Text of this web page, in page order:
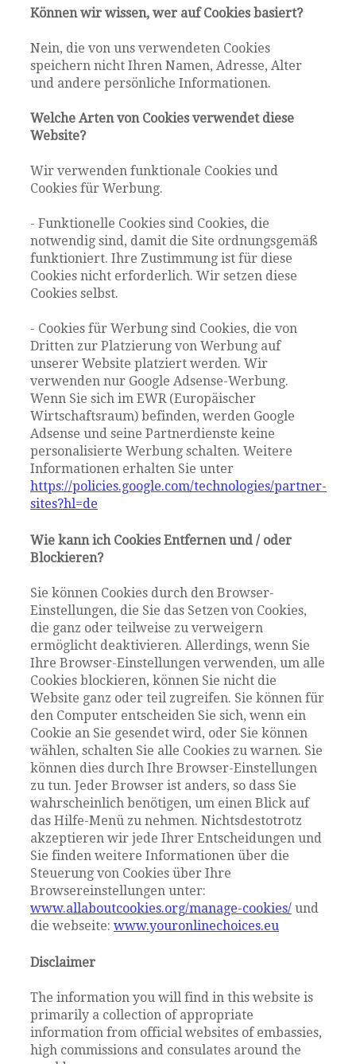
Können wir wissen, wer auf Cookies basiert?
Nein, die von uns verwendeten Cookies
speichern nicht Ihren Namen, Adresse, Alter
und andere persönliche Informationen.
Welche Arten von Cookies verwendet diese
Website?
Wir verwenden funktionale Cookies und
Cookies für Werbung.
- Funktionelle Cookies sind Cookies, die
notwendig sind, damit die Site ordnungsgemäß
funktioniert. Ihre Zustimmung ist für diese
Cookies nicht erforderlich. Wir setzen diese
Cookies selbst.
- Cookies für Werbung sind Cookies, die von
Dritten zur Platzierung von Werbung auf
unserer Website platziert werden. Wir
verwenden nur Google Adsense-Werbung.
Wenn Sie sich im EWR (Europäischer
Wirtschaftsraum) befinden, werden Google
Adsense und seine Partnerdienste keine
personalisierte Werbung schalten. Weitere
Informationen erhalten Sie unter
https://policies.google.com/technologies/partner-
sites?hl=de
Wie kann ich Cookies Entfernen und / oder
Blockieren?
Sie können Cookies durch den Browser-
Einstellungen, die Sie das Setzen von Cookies,
die ganz oder teilweise zu verweigern
ermöglicht deaktivieren. Allerdings, wenn Sie
Ihre Browser-Einstellungen verwenden, um alle
Cookies blockieren, können Sie nicht die
Website ganz oder teil zugreifen. Sie können für
den Computer entscheiden Sie sich, wenn ein
Cookie an Sie gesendet wird, oder Sie können
wählen, schalten Sie alle Cookies zu warnen. Sie
können dies durch Ihre Browser-Einstellungen
zu tun. Jeder Browser ist anders, so dass Sie
wahrscheinlich benötigen, um einen Blick auf
das Hilfe-Menü zu nehmen. Nichtsdestotrotz
akzeptieren wir jede Ihrer Entscheidungen und
Sie finden weitere Informationen über die
Steuerung von Cookies über Ihre
Browsereinstellungen unter:
www.allaboutcookies.org/manage-cookies/ und
die webseite:www.youronlinechoices.eu
Disclaimer
The information you will find in this website is
primarily a collection of appropriate
information from official websites of embassies,
high commissions and consulates around the